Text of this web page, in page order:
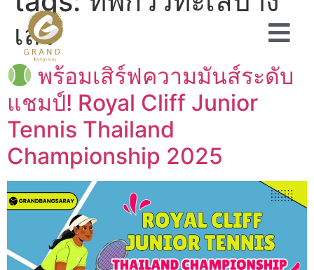
เสร่
พร้อมเสิร์ฟความมันส์ระดับ
แชมป์! Royal Cliff Junior
Tennis Thailand
Championship 2025